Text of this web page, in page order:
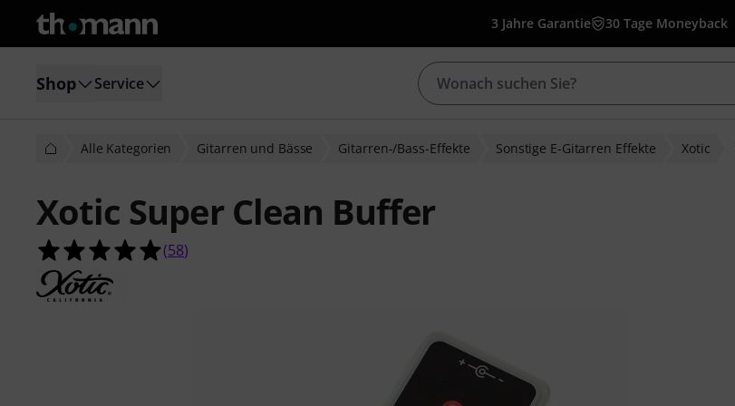
3 Jahre Garantie 30 Tage Moneyback
Shop Service
Alle Kategorien Gitarren und Bässe Gitarren-/Bass-Effekte Sonstige E-Gitarren Effekte Xotic
Xotic Super Clean Buffer
4.9 von 5 Sternen aus 58 Kundenbewertungen
(58)